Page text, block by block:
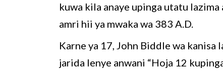
kuwa kila anaye upinga utatu
amri hii ya mwaka wa 383 A.D.
Karne ya 17, John Biddle wa
jarida lenye anwani “Hoja 12